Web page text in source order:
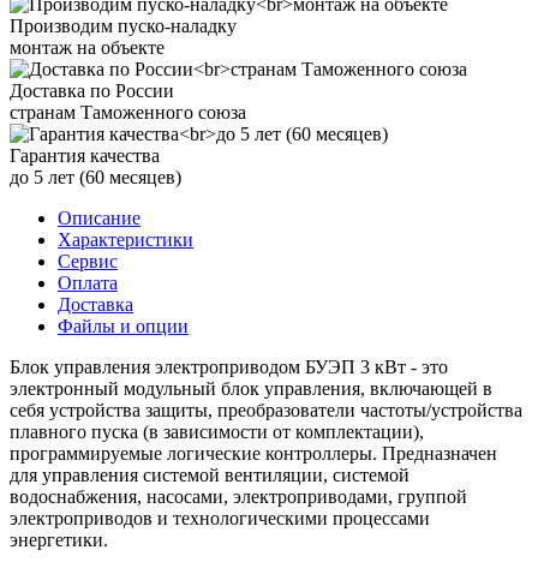
Производим пуско-наладку
монтаж на объекте
Доставка по России
странам Таможенного союза
Гарантия качества
до 5 лет (60 месяцев)
Описание
Характеристики
Сервис
Оплата
Доставка
Файлы и опции
Блок управления электроприводом БУЭП 3 кВт - это
электронный модульный блок управления, включающей в
себя устройства защиты, преобразователи частоты/устройства
плавного пуска (в зависимости от комплектации),
программируемые логические контроллеры. Предназначен
для управления системой вентиляции, системой
водоснабжения, насосами, электроприводами, группой
электроприводов и технологическими процессами
энергетики.